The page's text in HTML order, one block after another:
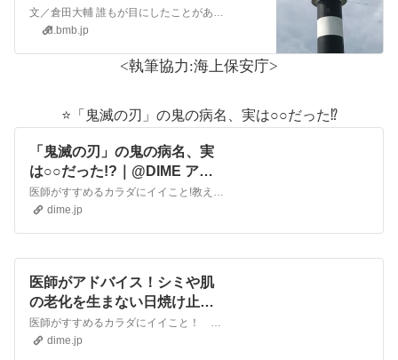
活用する方法 | サライ.jp｜小
学館の雑誌『サライ』公式サ
イト
文／倉田大輔 誰もが目にしたことがある「灯台」。旅行などで訪問した方も多いのではないでしょうか。 近年では、「灯台」の魅力に魅せられ日本や世界の灯台を巡る「灯台女子」も誕生しています。 明治元年11月１日（灯台記念日）に…
d.bmb.jp
<執筆協力:海上保安庁>
⭐️「鬼滅の刃」の鬼の病名、実は○○だった⁉️
「鬼滅の刃」の鬼の病名、実
は○○だった!?｜@DIME アッ
トダイム
医師がすすめるカラダにイイこと!教えてDr倉田大輔『鬼滅の刃』（原作:吾峠呼世晴）は、2016年から2020年まで『週刊少年ジャンプ』（集英社）に連載され、単行本・アニメ・映画・関連グッズなどが人気を博して...
dime.jp
医師がアドバイス！シミや肌
の老化を生まない日焼け止め
活用術｜@DIME アットダイム医師がすすめるカラダにイイこと！ 教えてDr倉田日差しが強い季節は、日焼け止めやシミの話題が増えますね。最近では女性だけでなく、男性も肌ケアを気にする方が増えています。そこで、本当に使える実践...
dime.jp